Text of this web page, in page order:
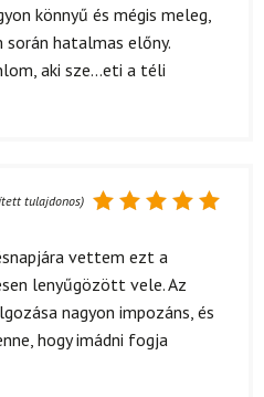
könnyű és mégis meleg,
hatalmas előny.
aki sze...eti a téli
5/ 5
tulajdonos)
vettem ezt a
lenyűgözött vele. Az
nagyon impozáns, és
hogy imádni fogja